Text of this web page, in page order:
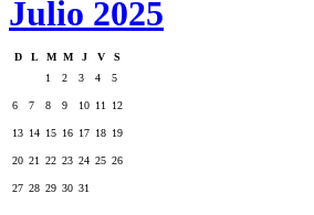
Julio 2025
D L M M J V
S
1
2 3 4 5
6 7 8 9 10 11 12
13 14 15 16 17 18 19
20 21 22 23 24 25 26
27 28 29 30 31